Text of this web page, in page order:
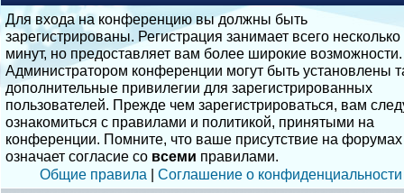
Для входа на конференцию вы должны быть
зарегистрированы. Регистрация занимает всего несколько
минут, но предоставляет вам более широкие возможности.
Администратором конференции могут быть установлены
дополнительные привилегии для зарегистрированных
пользователей. Прежде чем зарегистрироваться, вам
ознакомиться с правилами и политикой, принятыми на
конференции. Помните, что ваше присутствие на форумах
означает согласие со всеми правилами.
Общие правила | Соглашение о конфиденциальности